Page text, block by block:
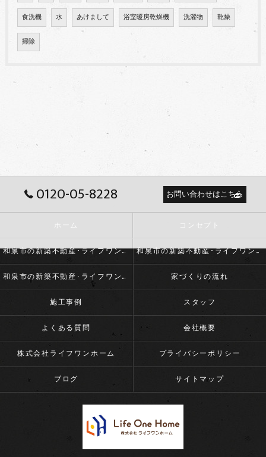
食洗機 水 あけまして 浴室暖房乾燥機 洗濯物 乾燥
掃除
0120-05-8228 お問い合わせはこちら
ホーム コンセプト
和泉市の新築不動産･ライフワンホームの口コミ情報 和泉市の新築不動産･ライフワンホームの評判
和泉市の新築不動産･ライフワンホームのお客様の声 家づくりの流れ
施工事例 スタッフ
よくある質問 会社概要
株式会社ライフワンホーム プライバシーポリシー
ブログ サイトマップ